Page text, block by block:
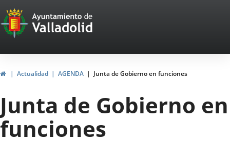
Portal
Web
del
Ayuntamiento
de
Valladolid
InicioActualidad AGENDA Junta de Gobierno en funciones
Junta de Gobierno en
funciones